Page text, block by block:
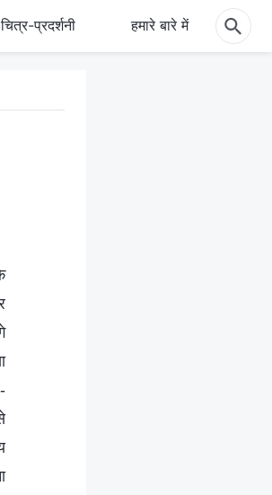
चित्र-प्रदर्शनी हमारे बारे में